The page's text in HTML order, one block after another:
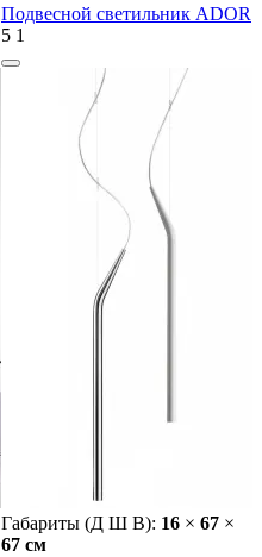
Подвесной светильник ADOR
5 1
Габариты (Д Ш В): 16 × 67 ×
67 cм